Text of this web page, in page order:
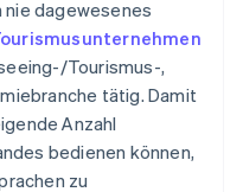
dagewesenes
Tourismus-,
tätig. Damit
Anzahl
bedienen können,
zu